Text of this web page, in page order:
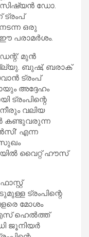
ഡോ.
ഒരു
ഈ പരാമർശം.
മുൻ
ബുഷ്, ബരാക്
ട്രംപ്
അദ്ദേഹം
ട്രംപിന്റെ
വലിയ
കണ്ടുവരുന്ന
എന്ന
വൈറ്റ് ഹൗസ്
ട്രംപിന്റെ
മോശം
ഹെൽത്ത്
ജൂനിയർ